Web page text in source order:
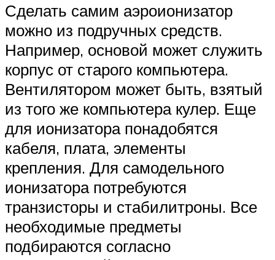
Сделать самим аэроионизатор
можно из подручных средств.
Например, основой может служить
корпус от старого компьютера.
Вентилятором может быть, взятый
из того же компьютера кулер. Еще
для ионизатора понадобятся
кабеля, плата, элементы
крепления. Для самодельного
ионизатора потребуются
транзисторы и стабилитроны. Все
необходимые предметы
подбираются согласно